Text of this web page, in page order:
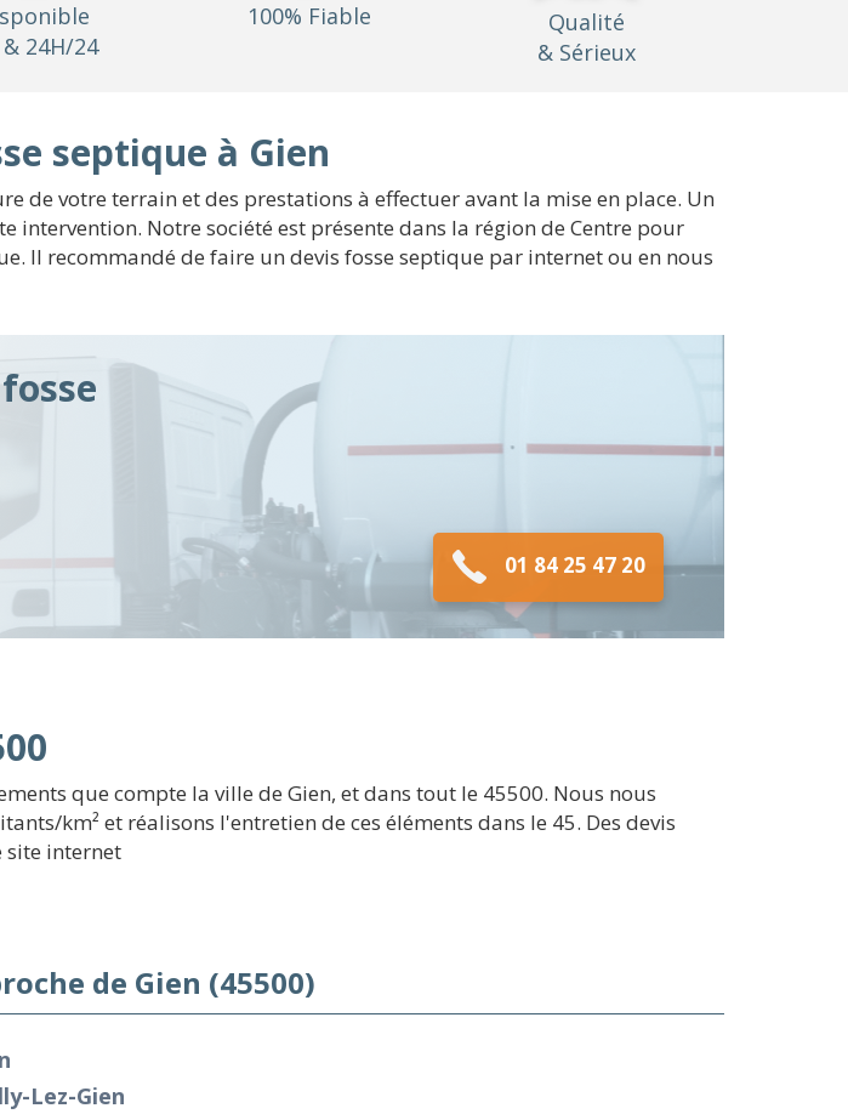
& 24H/24
100% Fiable
Qualité
& Sérieux
septique à Gien
votre terrain et des prestations à effectuer avant la mise en place. Un
intervention. Notre société est présente dans la région de Centre pour
Il recommandé de faire un devis fosse septique par internet ou en nous
01 84 25 47 20
que compte la ville de Gien, et dans tout le 45500. Nous nous
km² et réalisons l'entretien de ces éléments dans le 45. Des devis
site internet
de Gien (45500)
Lez-Gien